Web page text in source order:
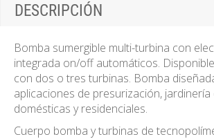
DESCRIPCIÓN
Bomba sumergible multi-turbina con
integrada on/off automáticos.
con dos o tres turbinas. Bomba
aplicaciones de presurización,
domésticas y residenciales.
Cuerpo bomba y turbinas de